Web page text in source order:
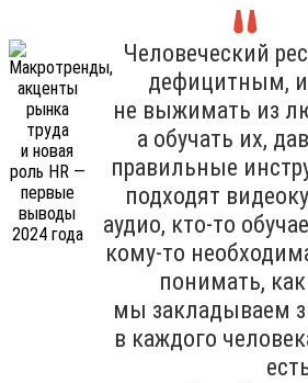
Человеческий
дефицитным,
не выжимать из
а обучать их,
правильные
подходят
аудио, кто-то
кому-то
понимать,
мы закладываем
в каждого